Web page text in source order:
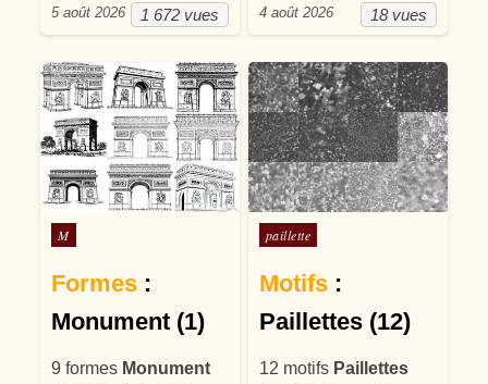
1 672 vues
5 août 2026 18 vues
4 août 2026
Posté dans
M
Formes :
Monument (1)
9 formes Monument
Posté dans
paillette
Motifs:
Paillettes (12)
12 motifs Paillettes